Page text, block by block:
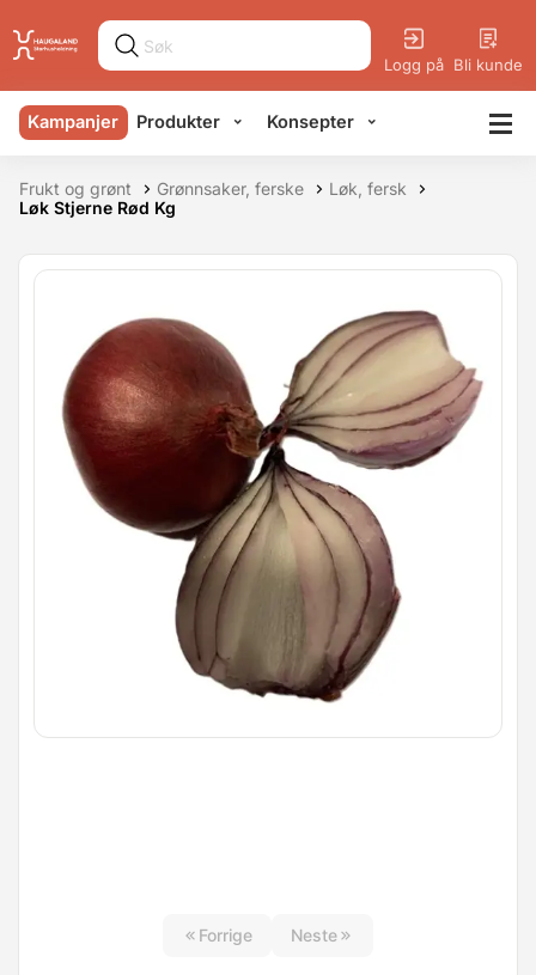
Logg på Bli kunde
Kampanjer Produkter Konsepter
Frukt og grønt Grønnsaker, ferske
Løk, fersk
Løk Stjerne Rød Kg
Forrige Neste